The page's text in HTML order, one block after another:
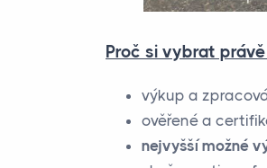
Proč si vybrat
výkup a
ověřené a
nejvyšší možné